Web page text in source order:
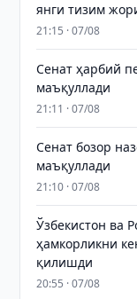
янги тизим
21:15 · 07/08
Сенат ҳарбий
маъқуллади
21:11 · 07/08
Сенат бозор
маъқуллади
21:10 · 07/08
Ўзбекистон ва
ҳамкорликни
қилишди
20:55 · 07/08